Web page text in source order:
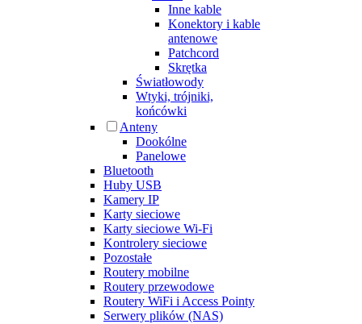
Inne kable
Konektory i kable
antenowe
Patchcord
Skrętka
Światłowody
Wtyki, trójniki,
końcówki
Anteny
Dookólne
Panelowe
Bluetooth
Huby USB
Kamery IP
Karty sieciowe
Karty sieciowe Wi-Fi
Kontrolery sieciowe
Pozostałe
Routery mobilne
Routery przewodowe
Routery WiFi i Access Pointy
Serwery plików (NAS)